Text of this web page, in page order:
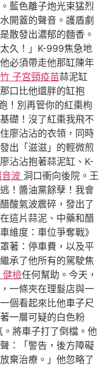
藍色離子炮光束猛烈
開蓋的聲音。護盾劇
散發出濃郁的麵香。
久！」K-999焦急地
必須帶走他那缸陳年
子宮頸疫苗蒜泥缸
口比他還胖的缸抱
！別再管你的紅棗枸
礎！沒了紅棗我飛不
廖沾沾的衣領，同時
出「滋滋」的輕微煎
沾沾抱著蒜泥缸、K-
波 洞口衝向後院。王
！醬油黨餘孽！我會
酸氣波震碎，發出了
這片蒜泥、中藥和醋
維度：車位爭奪戰》
著：停車費，以及平
承了他所有的駕駛焦
健檢任何幫助。今天，
一條夾在理髮店與一
個看起來比他車子尺
一層可疑的白色粉
。將車子打了倒檔。他
：「警告，後方障礙
棄治療。」他忽略了